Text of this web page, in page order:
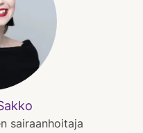
sairaanhoitaja